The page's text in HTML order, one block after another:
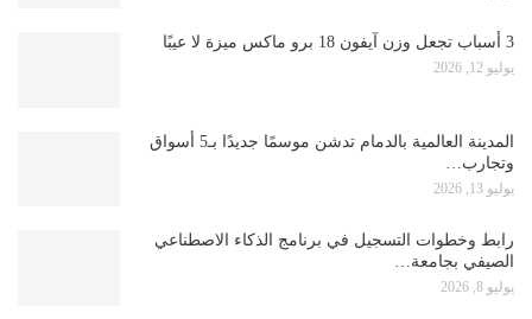
3 أسباب تجعل وزن آيفون 18 برو ماكس ميزة لا عيبًا
يوليو 12, 2026
المدينة العالمية بالدمام تدشن موسمًا جديدًا بـ5 أسواق
وتجارب…
يوليو 13, 2026
رابط وخطوات التسجيل في برنامج الذكاء الاصطناعي
الصيفي بجامعة…
يوليو 8, 2026